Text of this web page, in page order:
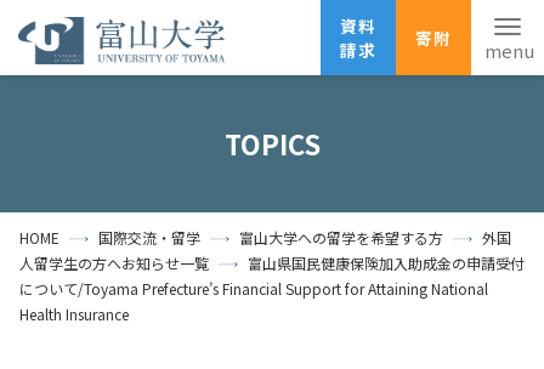
資料
請求
寄附
資料請求
寄附
広報刊行物
お問い合わせ
TOPICS
HOME 国際交流・留学 富山大学への留学を希望する方
外国
人留学生の方へお知らせ一覧
富山県国民健康保険加入助成金の申請受付
について/Toyama Prefecture’s Financial Support for Attaining National
Health Insurance